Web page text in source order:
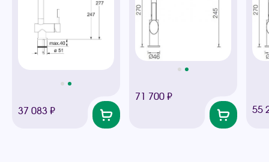
37 083 ₽
71 700 ₽
55